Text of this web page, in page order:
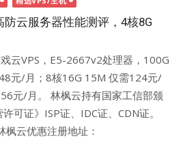
防云服务器性能测评，4核8G
云VPS，E5-2667v2处理器，100G
元/月；8核16G 15M 仅需124元/
元/月。 林枫云持有国家工信部颁
可证》ISP证、IDC证、CDN证。
云优惠注册地址：